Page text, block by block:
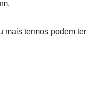
mais termos podem ter